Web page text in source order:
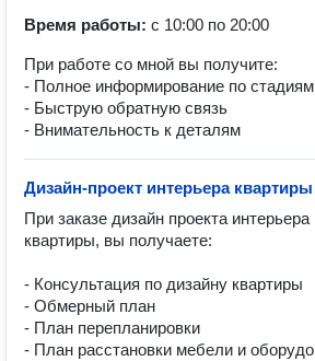
Время работы: с 10:00 по 20:00
При работе со мной вы получите:
- Полное информирование по стадиям
- Быструю обратную связь
- Внимательность к деталям
Дизайн-проект интерьера квартиры
При заказе дизайн проекта интерьера
квартиры, вы получаете:
- Консультация по дизайну квартиры
- Обмерный план
- План перепланировки
- План расстановки мебели и